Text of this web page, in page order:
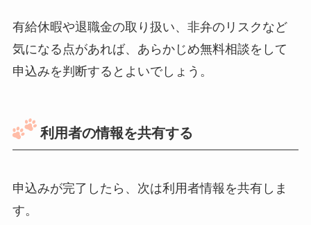
有給休暇や退職金の取り扱い、非弁のリスクなど
気になる点があれば、あらかじめ無料相談をして
申込みを判断するとよいでしょう。
利用者の情報を共有する
申込みが完了したら、次は利用者情報を共有しま
す。